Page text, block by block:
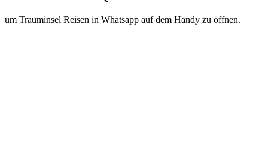
um Trauminsel Reisen in Whatsapp auf dem Handy zu öffnen.